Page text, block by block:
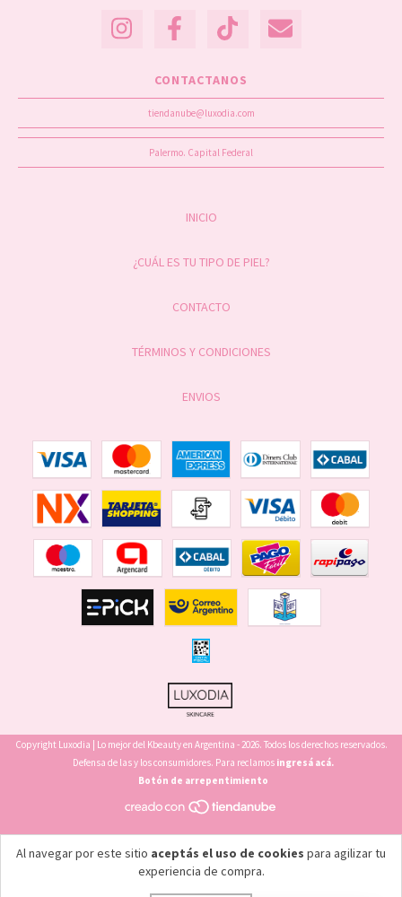
Al navegar por este sitio aceptás el uso de cookies para agilizar tu
experiencia de compra.
CONTACTANOS
tiendanube@luxodia.com
Palermo. Capital Federal
INICIO
¿CUÁL ES TU TIPO DE PIEL?
CONTACTO
TÉRMINOS Y CONDICIONES
ENVIOS
Copyright Luxodia | Lo mejor del Kbeauty en Argentina - 2026. Todos los derechos reservados.
Defensa de las y los consumidores. Para reclamos ingresá acá.
Botón de arrepentimiento